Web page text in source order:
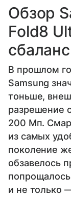
Обзор
Fold8
В прошлом
Samsung
тоньше,
разрешение
200 Мп.
из самых
поколение
обзавелось
и не только